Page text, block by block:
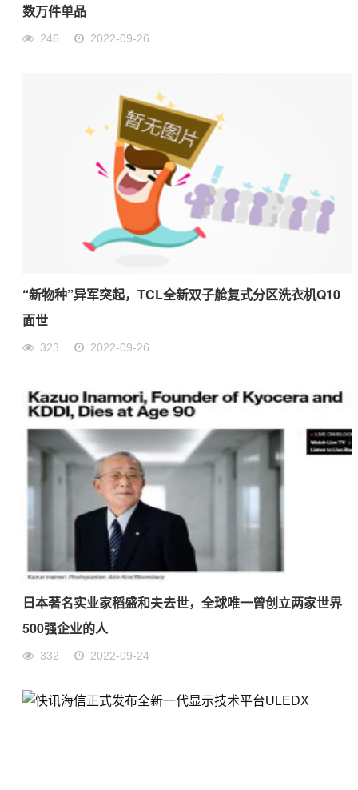
数万件单品
246 2022-09-26
“新物种”异军突起，TCL全新双子舱复式分区洗衣机Q10
面世
323 2022-09-26
日本著名实业家稻盛和夫去世，全球唯一曾创立两家世界
500强企业的人
332 2022-09-24